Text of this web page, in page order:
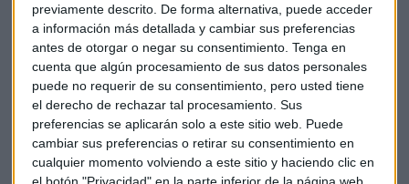
previamente descrito. De forma alternativa, puede acceder
a información más detallada y cambiar sus preferencias
antes de otorgar o negar su consentimiento. Tenga en
cuenta que algún procesamiento de sus datos personales
puede no requerir de su consentimiento, pero usted tiene
el derecho de rechazar tal procesamiento. Sus
preferencias se aplicarán solo a este sitio web. Puede
cambiar sus preferencias o retirar su consentimiento en
cualquier momento volviendo a este sitio y haciendo clic en
el botón "Privacidad" en la parte inferior de la página web.